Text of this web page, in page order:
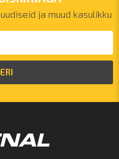
ja muud kasulikku